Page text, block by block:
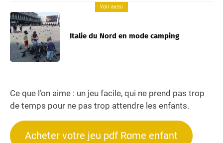
Voir aussi
Italie du Nord en mode camping
Ce que l’on aime : un jeu facile, qui ne prend pas trop
de temps pour ne pas trop attendre les enfants.
Acheter votre jeu pdf Rome enfant